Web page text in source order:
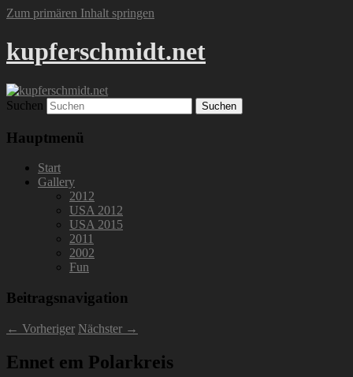
Zum primären Inhalt springen
kupferschmidt.net
Suchen
Hauptmenü
Start
Gallery
2012
USA 2012
USA 2015
2011
2002
Fun
Beitragsnavigation
← Vorheriger Nächster →
Ennet em Polarkreis